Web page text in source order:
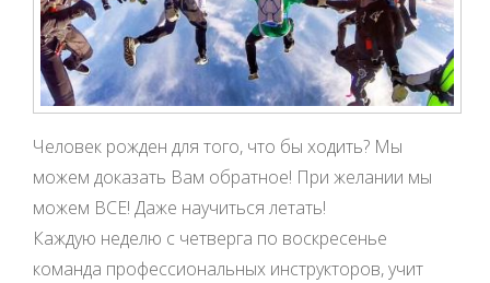
Человек рожден для того, что бы ходить? Мы
можем доказать Вам обратное! При желании мы
можем ВСЕ! Даже научиться летать!
Каждую неделю с четверга по воскресенье
команда профессиональных инструкторов, учит